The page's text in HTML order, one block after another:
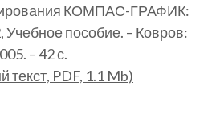
КОМПАС-ГРАФИК:
Учебное пособие. – Ковров:
– 42 с.
текст, PDF, 1.1 Mb)